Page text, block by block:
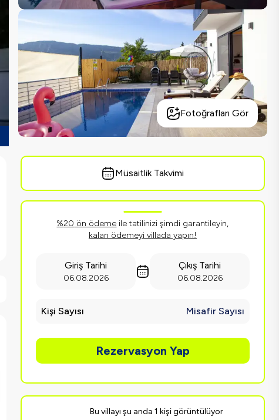
Fotoğrafları Gör
Müsaitlik Takvimi
%20 ön ödeme ile tatilinizi şimdi garantileyin,
kalan ödemeyi villada yapın!
Giriş Tarihi
06.08.2026
Çıkış Tarihi
06.08.2026
Kişi Sayısı Misafir Sayısı
Rezervasyon Yap
Bu villayı şu anda 1 kişi görüntülüyor